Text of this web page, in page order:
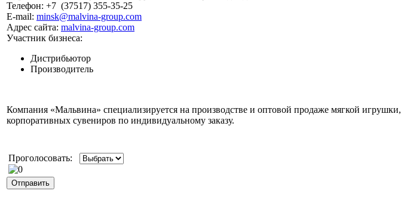
Телефон: +7 (37517) 355-35-25
E-mail: minsk@malvina-group.com
Адрес сайта: malvina-group.com
Участник бизнеса:
Дистрибьютор
Производитель
Компания «Мальвина» специализируется на производстве и оптовой продаже мягкой
корпоративных сувениров по индивидуальному заказу.
Проголосовать: